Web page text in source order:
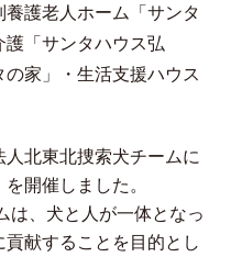
養護老人ホーム「サンタ
護「サンタハウス弘
家」 ・ 生活支援ハウス
北東北捜索犬チームに
開催しました。
は、犬と人が一体となっ
献することを目的とし